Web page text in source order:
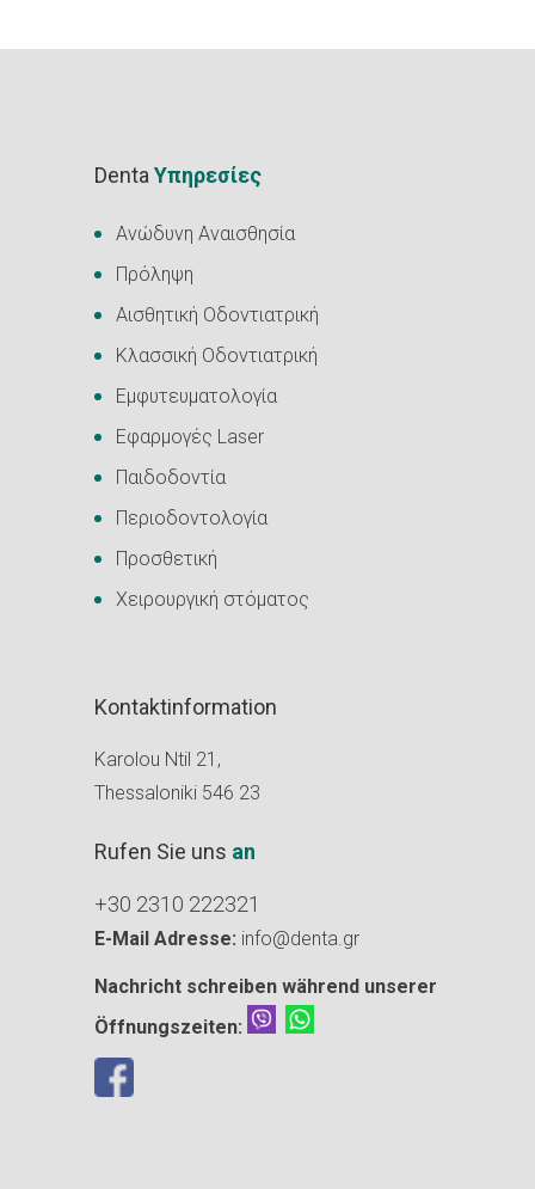
Denta Υπηρεσίες
Ανώδυνη Αναισθησία
Πρόληψη
Αισθητική Οδοντιατρική
Κλασσική Οδοντιατρική
Εμφυτευματολογία
Εφαρμογές Laser
Παιδοδοντία
Περιοδοντολογία
Προσθετική
Χειρουργική στόματος
Kontaktinformation
Karolou Ntil 21,
Thessaloniki 546 23
Rufen Sie uns an
+30 2310 222321
E-Mail Adresse: info@denta.gr
Nachricht schreiben während unserer
Öffnungszeiten: